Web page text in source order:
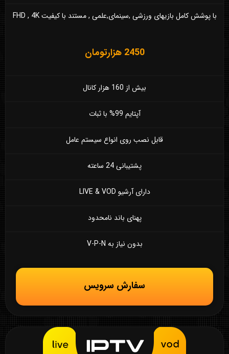
با پوشش کامل بازیهای ورزشی ,سینمای,علمی , مستند با کیفیت FHD , 4K
2450 هزارتومان
بیش از 160 هزار کانال
آپتایم 99% با ثبات
قابل نصب روی انواع سیستم عامل
پشتیبانی 24 ساعته
دارای آرشیو LIVE & VOD
پهنای باند نامحدود
بدون نیاز به V-P-N
سفارش سرویس